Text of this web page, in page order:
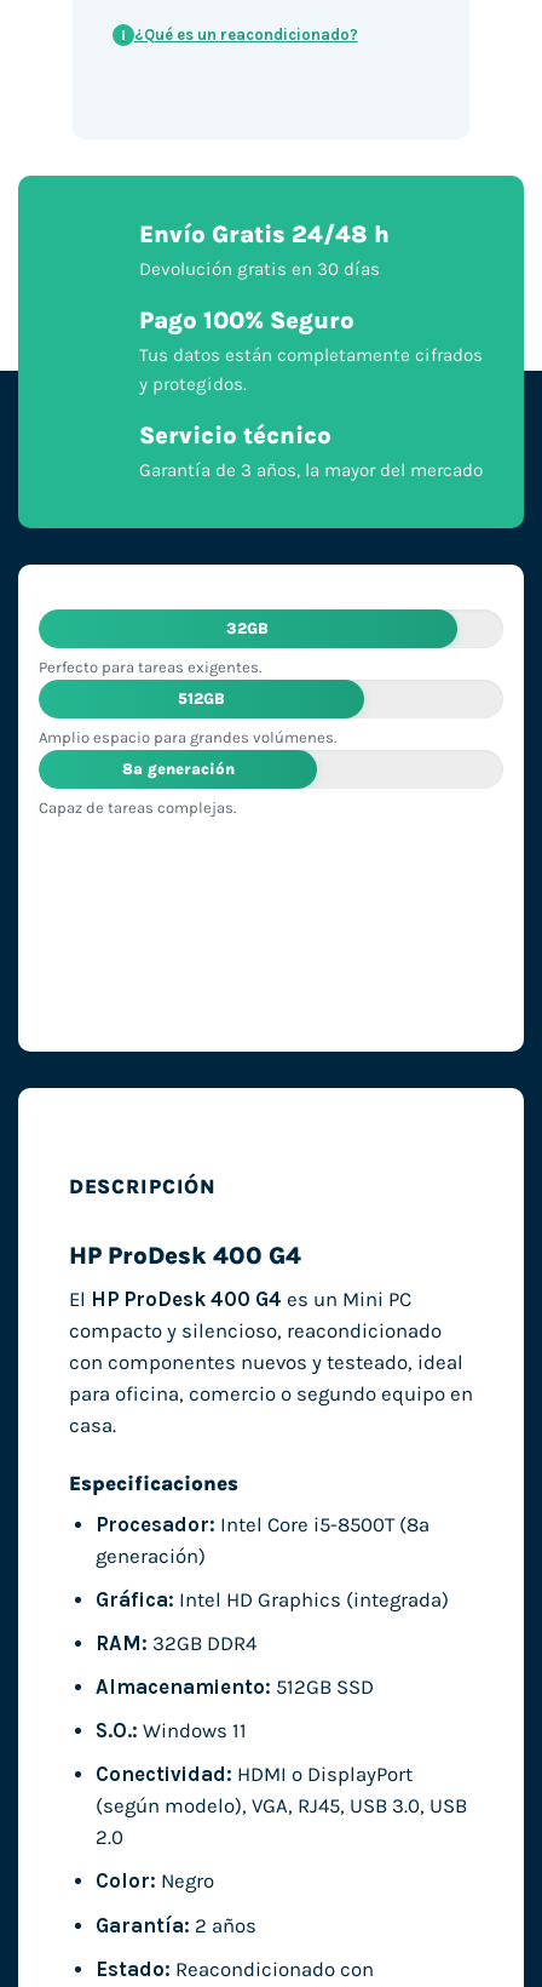
i ¿Qué es un reacondicionado?
Envío Gratis 24/48 h
Devolución gratis en 30 días
Pago 100% Seguro
Tus datos están completamente cifrados
y protegidos.
Servicio técnico
Garantía de 3 años, la mayor del mercado
32GB
Perfecto para tareas exigentes.
512GB
Amplio espacio para grandes volúmenes.
8ª generación
Capaz de tareas complejas.
DESCRIPCIÓN
HP ProDesk 400 G4
El HP ProDesk 400 G4 es un Mini PC
compacto y silencioso, reacondicionado
con componentes nuevos y testeado, ideal
para oficina, comercio o segundo equipo en
casa.
Especificaciones
Procesador: Intel Core i5-8500T (8ª
generación)
Gráfica: Intel HD Graphics (integrada)
RAM: 32GB DDR4
Almacenamiento: 512GB SSD
S.O.: Windows 11
Conectividad: HDMI o DisplayPort
(según modelo), VGA, RJ45, USB 3.0, USB
2.0
Color: Negro
Garantía: 2 años
Estado: Reacondicionado con